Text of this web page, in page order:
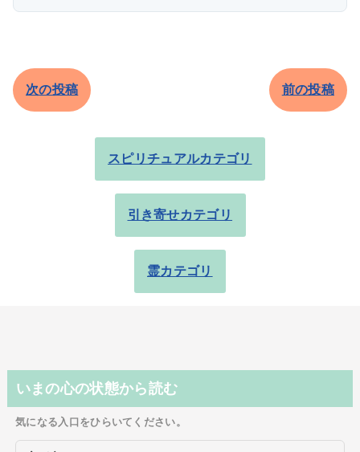
次の投稿 前の投稿
スピリチュアルカテゴリ
引き寄せカテゴリ
霊カテゴリ
いまの心の状態から読む
気になる入口をひらいてください。